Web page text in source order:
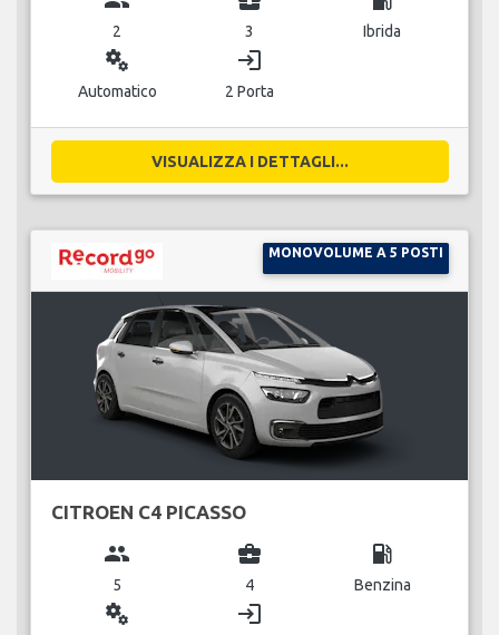
2 3 Ibrida
miscellaneous_services
Automatico
login
2 Porta
VISUALIZZA I DETTAGLI...
MONOVOLUME A 5 POSTI
CITROEN C4 PICASSO
group
5
business_center
4
local_gas_station
Benzina
miscellaneous_services login